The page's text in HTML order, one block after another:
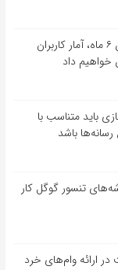
دیوار: با سیستم تایید هویت در عرض ۶ ماه، آمار کاربران
خواهیم داد
باید متناسب با
باشد
تنسور گوگل کار
در ارائه وام‌های خرد